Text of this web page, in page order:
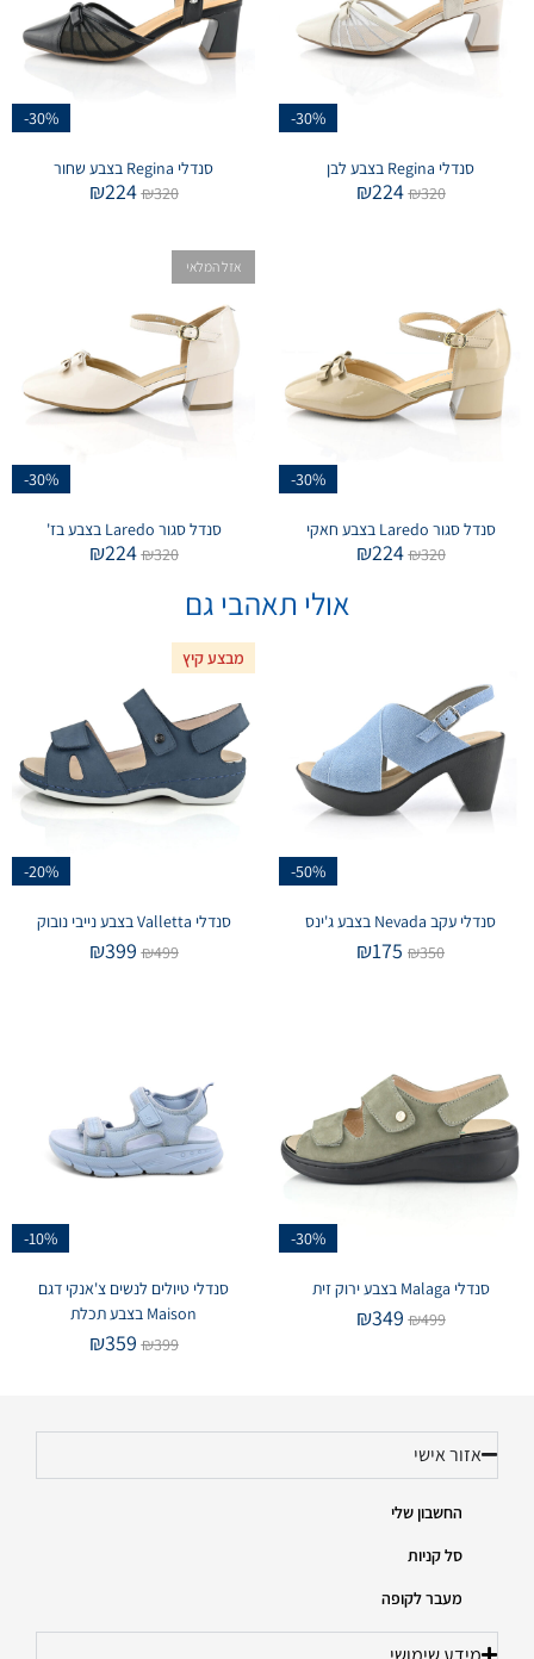
-30%
סנדלי Regina בצבע לבן
₪320
₪224
-30%
סנדלי Regina בצבע שחור
₪320
₪224
-30%
סנדל סגור Laredo בצבע חאקי
₪320
₪224
-30%
אזל המלאי
סנדל סגור Laredo בצבע בז'
₪320
₪224
אולי תאהבי גם
-50%
סנדלי עקב Nevada בצבע ג'ינס
₪350
₪175
מבצע קיץ
-20%
סנדלי Valletta בצבע נייבי נובוק
₪499
₪399
-30%
סנדלי Malaga בצבע ירוק זית
₪499
₪349
-10%
סנדלי טיולים לנשים צ'אנקי דגם
Maison בצבע תכלת
₪399
₪359
אזור אישי
החשבון שלי
סל קניות
מעבר לקופה